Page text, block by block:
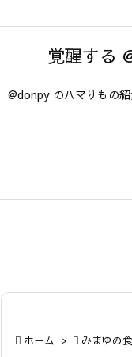
覚醒する
@donpy のハマりもの
 ホーム >  みまゆの